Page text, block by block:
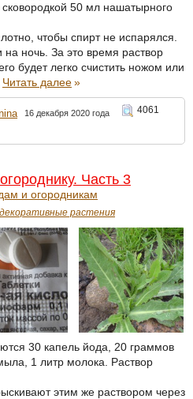
50 мл нашатырного
чтобы спирт не испарялся.
на ночь. За это время раствор
будет легко счистить ножом или
Читать далее»
16 декабря 2020 года
4061
Часть 3
и огородникам
декоративные растения
30 капель йода, 20 граммов
1 литр молока. Раствор
этим же раствором через